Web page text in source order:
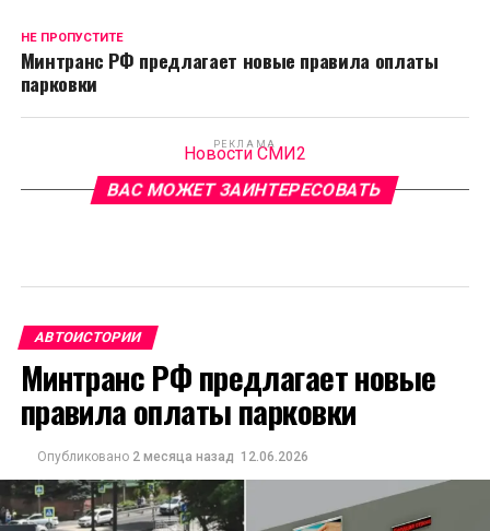
НЕ ПРОПУСТИТЕ
Минтранс РФ предлагает новые правила оплаты
парковки
РЕКЛАМА
Новости СМИ2
ВАС МОЖЕТ ЗАИНТЕРЕСОВАТЬ
АВТОИСТОРИИ
Минтранс РФ предлагает новые
правила оплаты парковки
Опубликовано 2 месяца назад 12.06.2026